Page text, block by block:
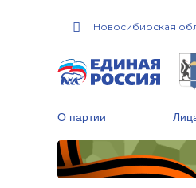
Новосибирская
О партии